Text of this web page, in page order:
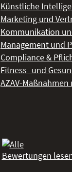
Künstliche
Marketing und
Kommunikation
Management und
Compliance &
Fitness- und
AZAV-